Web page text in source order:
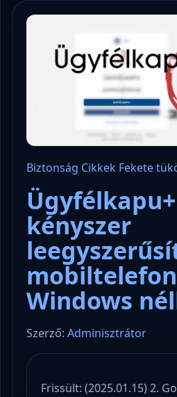
Biztonság Cikkek Fekete
Ügyfélkapu+
kényszer
Windows
Szerző: Adminisztrátor
Frissült: (2025.01.15) 2.